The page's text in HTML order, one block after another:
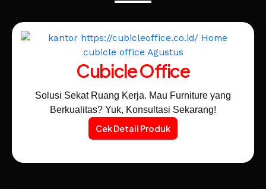
Cubicle Office
Solusi Sekat Ruang Kerja. Mau Furniture yang
Berkualitas? Yuk, Konsultasi Sekarang!
Cek Detail Produk